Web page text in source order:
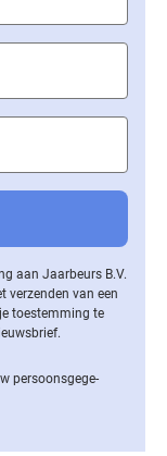
aan Jaarbeurs B.V.
verzenden van een
toestemming te
per­soons­ge­ge­